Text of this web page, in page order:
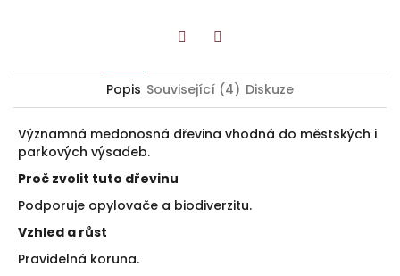
Popis Související (4) Diskuze
Významná medonosná dřevina vhodná do městských i
parkových výsadeb.
Proč zvolit tuto dřevinu
Podporuje opylovače a biodiverzitu.
Vzhled a růst
Pravidelná koruna.